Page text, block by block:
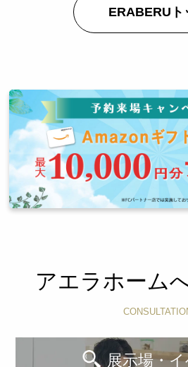
ERABERUト
アエラホーム
展示場・